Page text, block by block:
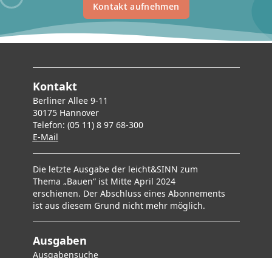
Kontakt aufnehmen
Kontakt
Berliner Allee 9-11
30175 Hannover
Telefon: (05 11) 8 97 68-300
E-Mail
Die letzte Ausgabe der leicht&SINN zum
Thema „Bauen“ ist Mitte April 2024
erschienen. Der Abschluss eines Abonnements
ist aus diesem Grund nicht mehr möglich.
Ausgaben
Ausgabensuche